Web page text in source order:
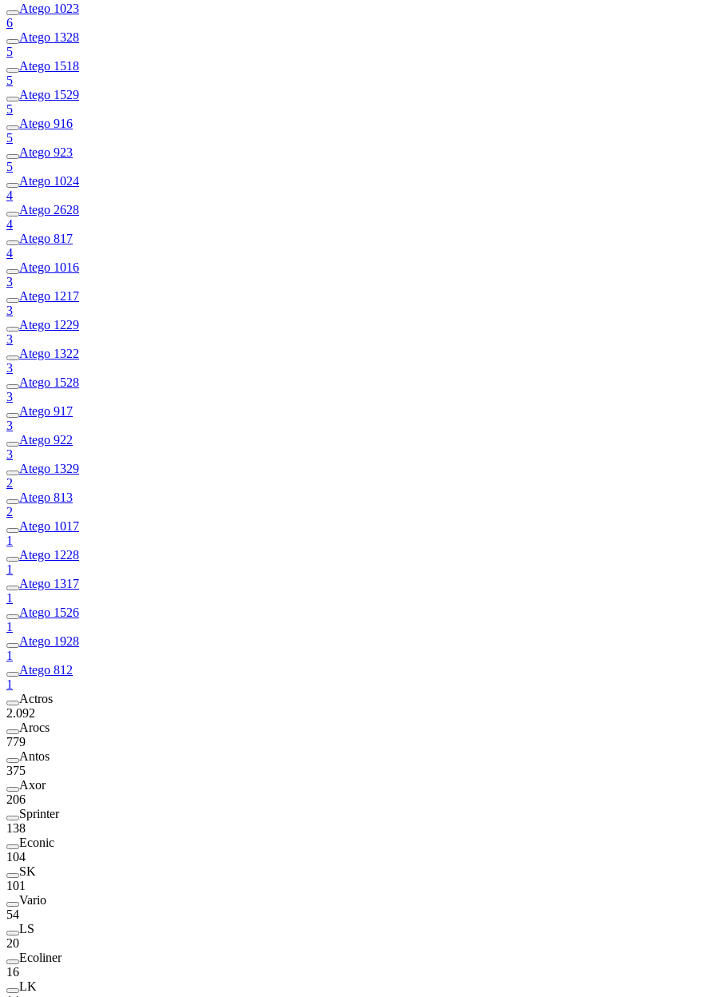
Atego 1023
6
Atego 1328
5
Atego 1518
5
Atego 1529
5
Atego 916
5
Atego 923
5
Atego 1024
4
Atego 2628
4
Atego 817
4
Atego 1016
3
Atego 1217
3
Atego 1229
3
Atego 1322
3
Atego 1528
3
Atego 917
3
Atego 922
3
Atego 1329
2
Atego 813
2
Atego 1017
1
Atego 1228
1
Atego 1317
1
Atego 1526
1
Atego 1928
1
Atego 812
1
Actros
2.092
Arocs
779
Antos
375
Axor
206
Sprinter
138
Econic
104
SK
101
Vario
54
LS
20
Ecoliner
16
LK